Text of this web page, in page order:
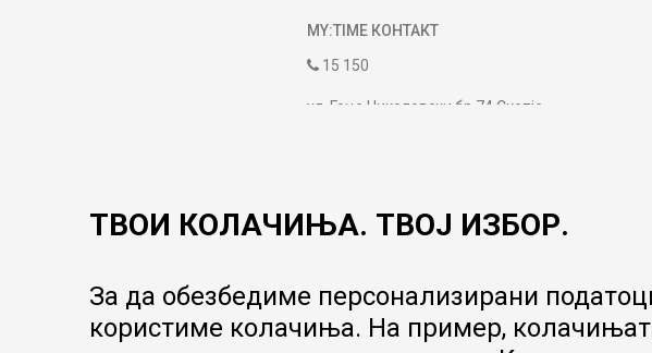
MY:TIME КОНТАКТ
15 150
ул. Гоце Николовски бр.74 Скопје
09:00 до 17:00
ТВОИ КОЛАЧИЊА. ТВОЈ ИЗБОР.
За да обезбедиме персонализирани
користиме колачиња. На пример,